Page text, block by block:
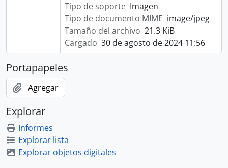
Tipo de soporte Imagen
Tipo de documento MIME image/jpeg
Tamaño del archivo 21.3 KiB
Cargado 30 de agosto de 2024 11:56
Portapapeles
Agregar
Explorar
Informes
Explorar lista
Explorar objetos digitales